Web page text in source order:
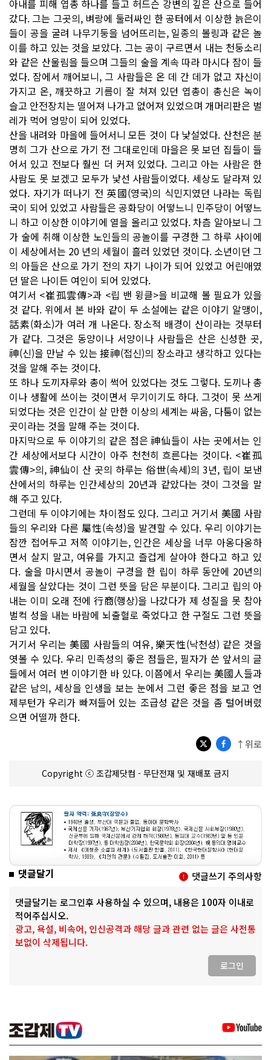
아내를 피해 엽총 하나를 들고 허드슨 강변의 깊은 산으로 들어
갔다. 그는 그곳의, 벼랑에 둘러싸인 한 공터에서 이상한 늙은이
들이 공을 굴려 나무기둥을 넘어뜨리는, 일종의 볼링과 같은 놀
이를 하고 있는 것을 보았다. 그는 공이 구르면서 내는 천둥소리
와 같은 산울림을 들으며 그들의 술을 계속 따라 마시다 잠이 들
었다. 잠에서 깨어보니, 그 사람들은 온 데 간 데가 없고 자신이
가지고 온, 깨끗하고 기름이 잘 쳐져 있던 엽총이 총신은 녹이
슬고 안전장치는 떨어져 나가고 없어져 있었으며 개머리판은 벌
레가 먹어 엉망이 되어 있었다.
산을 내려와 마을에 들어서니 모든 것이 다 낯설었다. 산천은 분
명히 그가 산으로 가기 전 그대로인데 마을은 못 보던 집들이 들
어서 있고 전보다 훨씬 더 커져 있었다. 그리고 아는 사람은 한
사람도 못 보겠고 모두가 낯선 사람들이었다. 세상도 달라져 있
었다. 자기가 떠나기 전 英國(영국)의 식민지였던 나라는 독립
국이 되어 있었고 사람들은 공화당이 어떻느니 민주당이 어떻느
니 하고 이상한 이야기에 열을 올리고 있었다. 차츰 알아보니 그
가 술에 취해 이상한 노인들의 공놀이를 구경한 그 하루 사이에
이 세상에서는 20 년의 세월이 흘러 있었던 것이다. 소년이던 그
의 아들은 산으로 가기 전의 자기 나이가 되어 있었고 어린애였
던 딸은 나이든 여인이 되어 있었다.
여기서 <崔孤雲傳>과 <립 밴 윙클>을 비교해 볼 필요가 있을
것 같다. 위에서 본 바와 같이 두 소설에는 같은 이야기 알맹이,
話素(화소)가 여러 개 나온다. 장소적 배경이 산이라는 것부터
가 같다. 그것은 동양이나 서양이나 사람들은 산은 신성한 곳,
神(신)을 만날 수 있는 接神(접신)의 장소라고 생각하고 있다는
것을 말해 주는 것이다.
또 하나 도끼자루와 총이 썩어 있었다는 것도 그렇다. 도끼나 총
이나 생활에 쓰이는 것이면서 무기이기도 하다. 그것이 못 쓰게
되었다는 것은 인간이 살 만한 이상의 세계는 싸움, 다툼이 없는
곳이라는 것을 말해 주는 것이다.
마지막으로 두 이야기의 같은 점은 神仙들이 사는 곳에서는 인
간 세상에서보다 시간이 아주 천천히 흐른다는 것이다. <崔孤
雲傳>의, 神仙이 산 곳의 하루는 俗世(속세)의 3년, 립이 보낸
산에서의 하루는 인간세상의 20년과 같았다는 것이 그것을 말
해 주고 있다.
그런데 두 이야기에는 차이점도 있다. 그리고 거기서 美國 사람
들의 우리와 다른 屬性(속성)을 발견할 수 있다. 우리 이야기는
잠깐 접어두고 저쪽 이야기는, 인간은 세상을 너무 아옹다옹하
면서 살지 말고, 여유를 가지고 즐겁게 살아야 한다고 하고 있
다. 술을 마시면서 공놀이 구경을 한 립이 하루 동안에 20년의
세월을 살았다는 것이 그런 뜻을 담은 부분이다. 그리고 립의 아
내는 이미 오래 전에 行商(행상)을 나갔다가 제 성질을 못 참아
벌컥 성을 내는 바람에 뇌출혈로 죽었다고 한 구절도 그런 뜻을
담고 있다.
거기서 우리는 美國 사람들의 여유, 樂天性(낙천성) 같은 것을
엿볼 수 있다. 우리 민족성의 좋은 점들은, 필자가 쓴 앞서의 글
들에서 여러 번 이야기한 바 있다. 이쯤에서 우리는 美國人들과
같은 남의, 세상을 인생을 보는 눈에서 그런 좋은 점을 보고 언
제부턴가 우리가 빠져들어 있는 조급성 같은 것을 좀 털어버렸
으면 어떨까 한다.
↑위로
Copyright ⓒ 조갑제닷컴 - 무단전재 및 재배포 금지
댓글달기 댓글쓰기 주의사항
댓글달기는 로그인후 사용하실 수 있으며, 내용은 100자 이내로
적어주십시오.
광고, 욕설, 비속어, 인신공격과 해당 글과 관련 없는 글은 사전통
보없이 삭제됩니다.
로그인